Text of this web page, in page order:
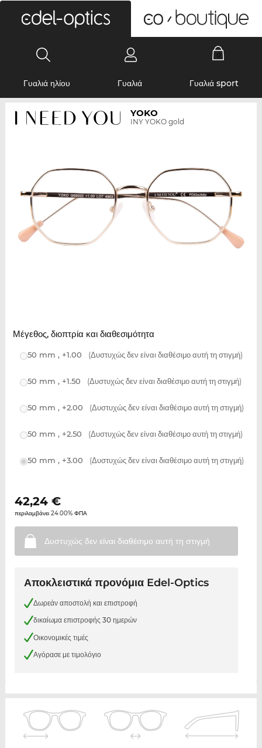
Γυαλιά ηλίου Γυαλιά Γυαλιά sport
YOKO
INY YOKO gold
Μέγεθος, διοπτρία και διαθεσιμότητα
50 mm , +1.00 (Δυστυχώς δεν είναι διαθέσιμο αυτή τη στιγμή)
50 mm , +1.50 (Δυστυχώς δεν είναι διαθέσιμο αυτή τη στιγμή)
50 mm , +2.00 (Δυστυχώς δεν είναι διαθέσιμο αυτή τη στιγμή)
50 mm , +2.50 (Δυστυχώς δεν είναι διαθέσιμο αυτή τη στιγμή)
50 mm , +3.00 (Δυστυχώς δεν είναι διαθέσιμο αυτή τη στιγμή)
42,24€
περιλαμβάνει 24.00% ΦΠΑ
Δυστυχώς δεν είναι διαθέσιμο αυτή τη στιγμή
Αποκλειστικά προνόμια Edel-Optics
Δωρεάν αποστολή και επιστροφή
δικαίωμα επιστροφής 30 ημερών
Οικονομικές τιμές
Αγόρασε με τιμολόγιο